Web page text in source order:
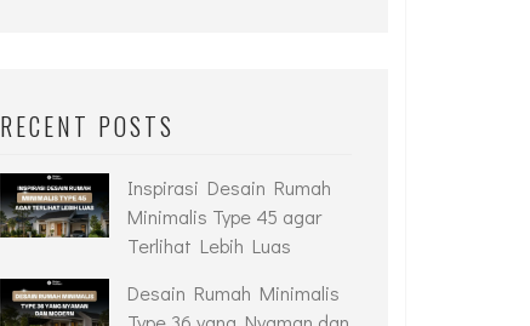
RECENT POSTS
Inspirasi Desain Rumah
Minimalis Type 45 agar
Terlihat Lebih Luas
Desain Rumah Minimalis